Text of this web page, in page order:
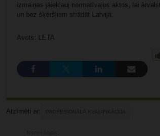
izmaiņas jāiekļauj normatīvajos aktos, lai
un bez šķēršļiem strādāt Latvijā.
Avots: LETA
Atzīmēti ar: PROFESIONĀLĀ KVALIFIKĀCIJA